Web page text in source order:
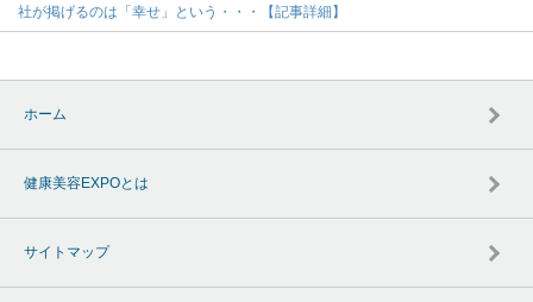
社が掲げるのは「幸せ」という・・・【記事詳細】
ホーム
健康美容EXPOとは
サイトマップ